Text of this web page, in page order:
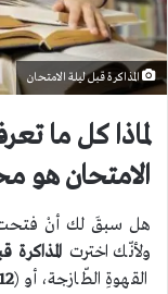
المذاكرة قبل ليلة الامتحان
لماذا كل ما
الامتحان هو
هل سبقَ لك أنْ فتحت
ولأنّك اخترت المذاكرة
القهوةِ الطّازجة، أو (